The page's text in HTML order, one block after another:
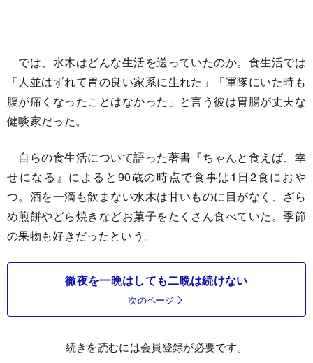
では、水木はどんな生活を送っていたのか。食生活では
「人並はずれて胃の良い家系に生れた」「軍隊にいた時も
腹が痛くなったことはなかった」と言う彼は胃腸が丈夫な
健啖家だった。
自らの食生活について語った著書『ちゃんと食えば、幸
せになる』によると90歳の時点で食事は1日2食におや
つ。酒を一滴も飲まない水木は甘いものに目がなく、ざら
め煎餅やどら焼きなどお菓子をたくさん食べていた。季節
の果物も好きだったという。
徹夜を一晩はしても二晩は続けない
次のページ
続きを読むには会員登録が必要です。